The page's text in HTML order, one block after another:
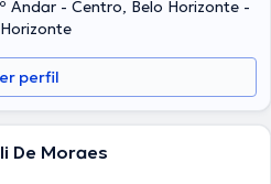
Andar - Centro, Belo Horizonte -
perfil
De Moraes